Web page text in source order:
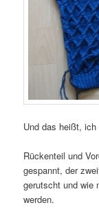
Und das heißt,
Rückenteil und
gespannt, der
gerutscht und wie
werden.